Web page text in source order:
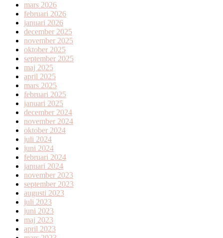
mars 2026
februari 2026
januari 2026
december 2025
november 2025
oktober 2025
september 2025
maj 2025
april 2025
mars 2025
februari 2025
januari 2025
december 2024
november 2024
oktober 2024
juli 2024
juni 2024
februari 2024
januari 2024
november 2023
september 2023
augusti 2023
juli 2023
juni 2023
maj 2023
april 2023